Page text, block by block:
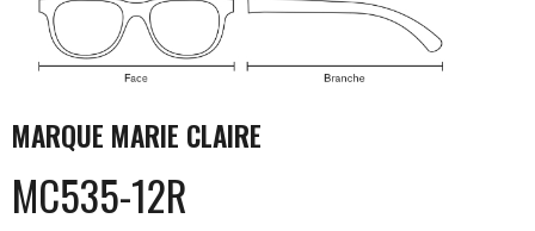
MARQUE MARIE CLAIRE
MC535-12R